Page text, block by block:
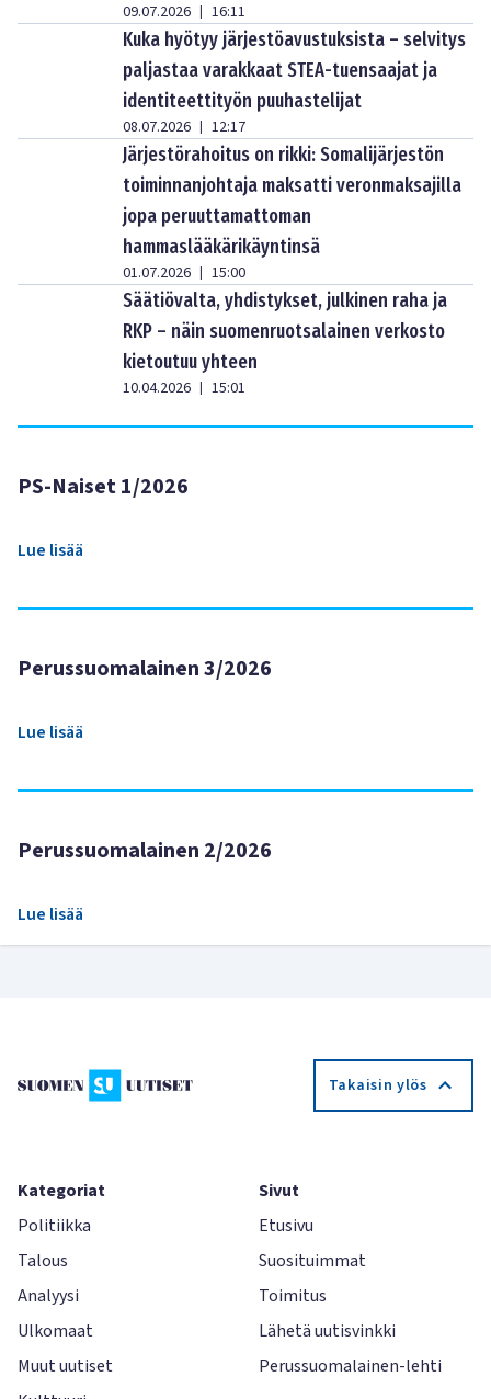
09.07.2026 | 16:11
Kuka hyötyy järjestöavustuksista – selvitys
paljastaa varakkaat STEA-tuensaajat ja
identiteettityön puuhastelijat
08.07.2026 | 12:17
Järjestörahoitus on rikki: Somalijärjestön
toiminnanjohtaja maksatti veronmaksajilla
jopa peruuttamattoman
hammaslääkärikäyntinsä
01.07.2026 | 15:00
Säätiövalta, yhdistykset, julkinen raha ja
RKP – näin suomenruotsalainen verkosto
kietoutuu yhteen
10.04.2026 | 15:01
PS-Naiset 1/2026
Lue lisää
Perussuomalainen 3/2026
Lue lisää
Perussuomalainen 2/2026
Lue lisää
Takaisin ylös
Kategoriat
Politiikka
Talous
Analyysi
Ulkomaat
Muut uutiset
Sivut
Etusivu
Suosituimmat
Toimitus
Lähetä uutisvinkki
Perussuomalainen-lehti